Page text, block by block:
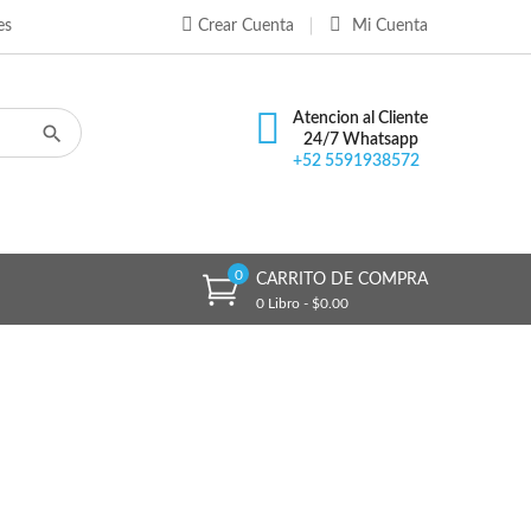
×
×
×
×
Mi Cuenta
Crear Cuenta
Atencion al Cliente
24/7 Whatsapp
+52 5591938572
CARRITO DE COMPRA
0 Libro - $0.00
0